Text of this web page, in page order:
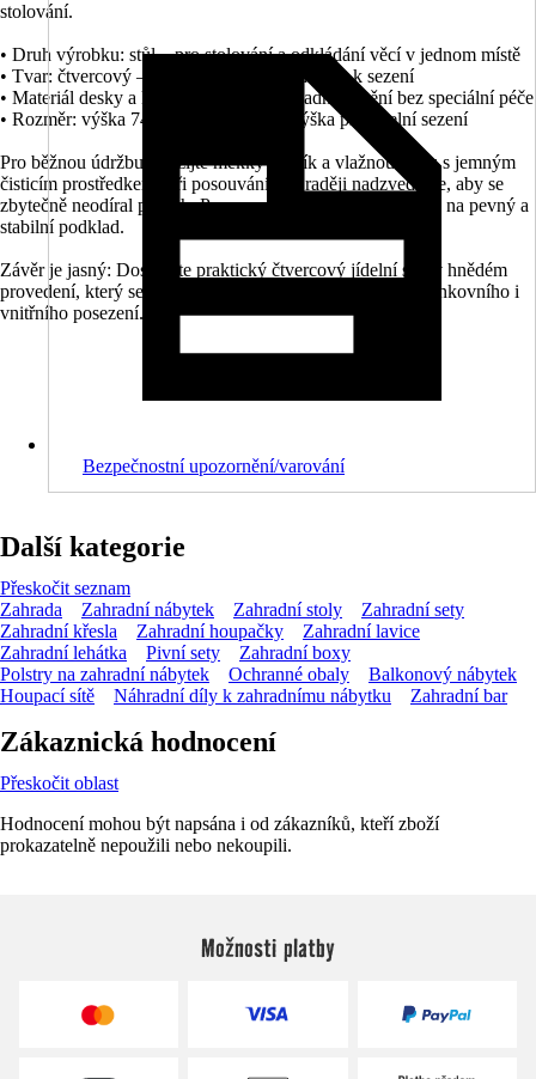
stolování.
• Druh výrobku: stůl – pro stolování a odkládání věcí v jednom místě
• Tvar: čtvercový – přehledné uspořádání míst k sezení
• Materiál desky a konstrukce: plast – snadné čištění bez speciální péče
• Rozměr: výška 745 mm – komfortní výška pro jídelní sezení
Pro běžnou údržbu použijte měkký hadřík a vlažnou vodu s jemným
čisticím prostředkem. Při posouvání stůl raději nadzvedněte, aby se
zbytečně neodíral povrch. Pro rovné postavení ho umístěte na pevný a
stabilní podklad.
Závěr je jasný: Dostanete praktický čtvercový jídelní stůl v hnědém
provedení, který se snadno udržuje a dobře zapadne do venkovního i
vnitřního posezení.
Bezpečnostní upozornění/varování
Další kategorie
Přeskočit seznam
Zahrada
Zahradní nábytek Zahradní stoly
Zahradní sety
Zahradní křesla
Zahradní houpačky
Zahradní lavice
Zahradní lehátka
Pivní sety
Zahradní boxy
Polstry na zahradní nábytek
Ochranné obaly
Balkonový nábytek
Houpací sítě
Náhradní díly k zahradnímu nábytku Zahradní bar
Zákaznická hodnocení
Přeskočit oblast
Hodnocení mohou být napsána i od zákazníků, kteří zboží
prokazatelně nepoužili nebo nekoupili.
Možnosti platby